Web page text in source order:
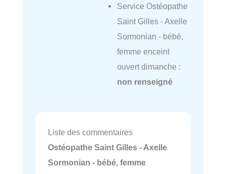
Service Ostéopathe
Saint Gilles - Axelle
Sormonian - bébé,
femme enceint
ouvert dimanche :
non renseigné
Liste des commentaires
Ostéopathe Saint Gilles - Axelle
Sormonian - bébé, femme